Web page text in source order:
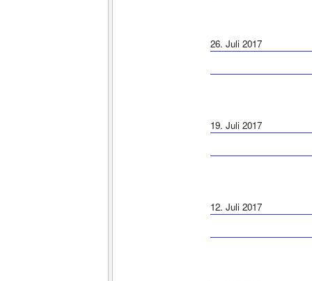
26. Juli 2017
19. Juli 2017
12. Juli 2017